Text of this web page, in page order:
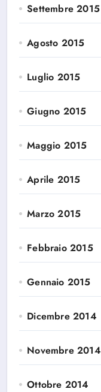
Settembre 2015
Agosto 2015
Luglio 2015
Giugno 2015
Maggio 2015
Aprile 2015
Marzo 2015
Febbraio 2015
Gennaio 2015
Dicembre 2014
Novembre 2014
Ottobre 2014